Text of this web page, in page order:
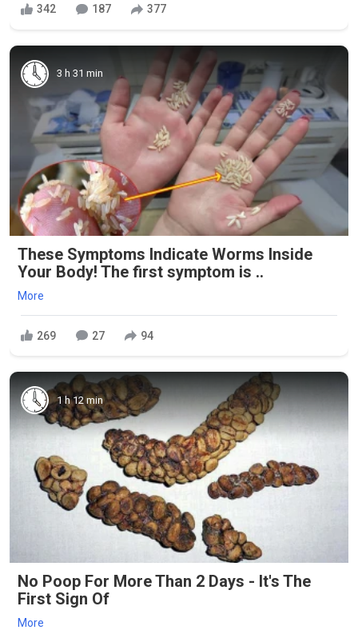
342 187 377
3 h 31 min
These Symptoms Indicate Worms Inside
Your Body! The first symptom is ..
More
269 27 94
1 h 12 min
No Poop For More Than 2 Days - It's The
First Sign Of
More